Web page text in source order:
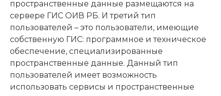
пространственные данные размещаются на
сервере ГИС ОИВ РБ. И третий тип
пользователей – это пользователи, имеющие
собственную ГИС: программное и техническое
обеспечение, специализированные
пространственные данные. Данный тип
пользователей имеет возможность
использовать сервисы и пространственные